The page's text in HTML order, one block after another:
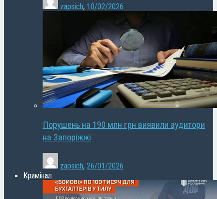
zapsich, 10/02/2026
Порушень на 190 млн грн виявили аудитори
на Запоріжжі
zapsich, 26/01/2026
Кримінал